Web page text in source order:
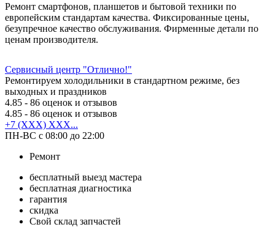
Ремонт смартфонов, планшетов и бытовой техники по
европейским стандартам качества. Фиксированные цены,
безупречное качество обслуживания. Фирменные детали по
ценам производителя.
Сервисный центр "Отлично!"
Ремонтируем холодильники в стандартном режиме, без
выходных и праздников
4.85 - 86 оценок и отзывов
4.85 - 86 оценок и отзывов
+7 (XXX) XXX...
ПН-ВС с 08:00 до 22:00
Ремонт
бесплатный выезд мастера
бесплатная диагностика
гарантия
скидка
Свой склад запчастей